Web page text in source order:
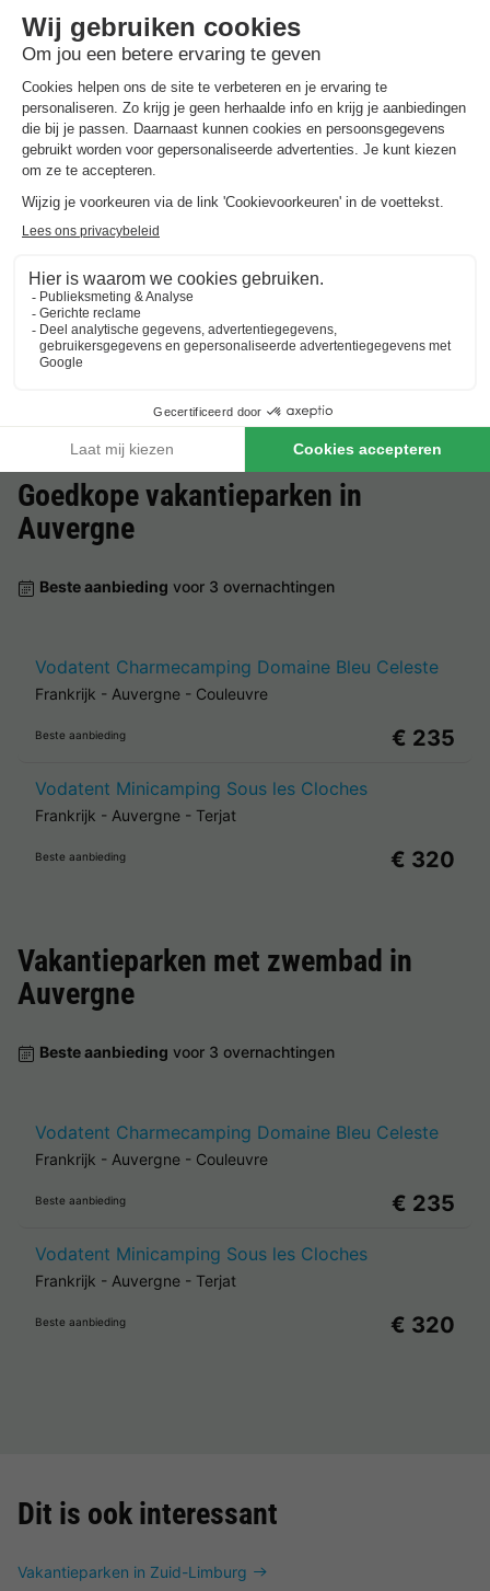
Safaritent 4 personen
Van 9 tot 12 sep, 3 nachten,
Vanaf
Goedkope vakantieparken in
Auvergne
Beste aanbieding voor 3 overnachtingen
Vodatent Charmecamping Domaine Bleu Celeste
Frankrijk - Auvergne - Couleuvre
Beste aanbieding € 235
Vodatent Minicamping Sous les Cloches
Frankrijk - Auvergne - Terjat
Beste aanbieding € 320
Vakantieparken met zwembad in
Auvergne
Beste aanbieding voor 3 overnachtingen
Vodatent Charmecamping Domaine Bleu Celeste
Frankrijk - Auvergne - Couleuvre
Beste aanbieding € 235
Vodatent Minicamping Sous les Cloches
Frankrijk - Auvergne - Terjat
Beste aanbieding € 320
Dit is ook interessant
Vakantieparken in Zuid-Limburg